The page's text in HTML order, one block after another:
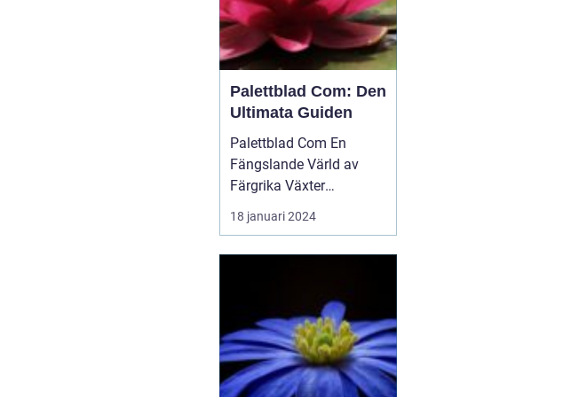
Palettblad Com: Den
Ultimata Guiden
Palettblad Com En
Fängslande Värld av
Färgrika Växter
Palettblad Com är en
populär webbplats bland
18 januari 2024